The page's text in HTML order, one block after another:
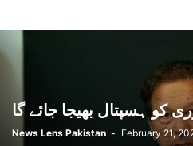
News Lens Pakistan - February 21,